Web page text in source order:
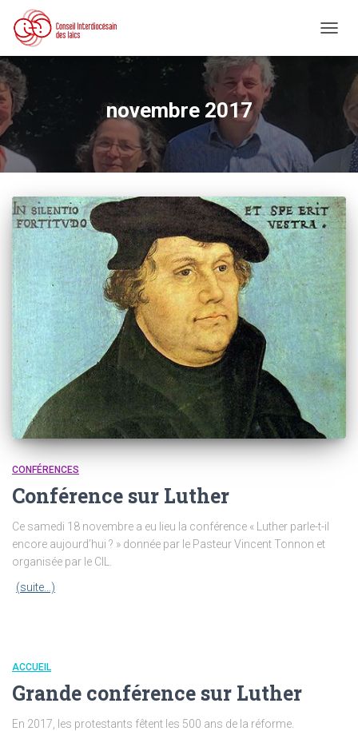
LA
novembre 2017
CONFÉRENCES
Conférence sur Luther
Ce samedi 18 novembre a eu lieu la conférence « Luther parle-t-il
encore aujourd’hui ? » donnée par le Pasteur Vincent Tonnon et
organisée par le CIL.
(suite…)
ACCUEIL
Grande conférence sur Luther
En 2017, les protestants fêtent les 500 ans de la réforme.